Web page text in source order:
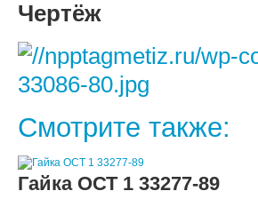
Чертёж
Смотрите также:
Гайка ОСТ 1 33277-89